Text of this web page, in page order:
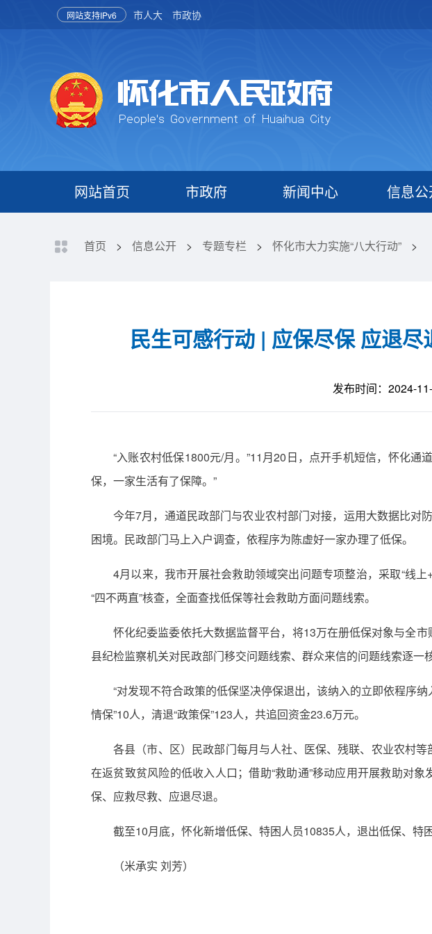
网站支持IPv6 市人大 市政协
网站首页 市政府 新闻中心 信息公
首页 > 信息公开 > 专题专栏 > 怀化市大力实施“八大行动” >
民生可感行动 | 应保尽保 应退
发布时间：2024-
“入账农村低保1800元/月。”11月20日，点开手机短信，怀化
保，一家生活有了保障。”
今年7月，通道民政部门与农业农村部门对接，运用大数据比对
困境。民政部门马上入户调查，依程序为陈虚好一家办理了低保。
4月以来，我市开展社会救助领域突出问题专项整治，采取“线
“四不两直”核查，全面查找低保等社会救助方面问题线索。
怀化纪委监委依托大数据监督平台，将13万在册低保对象与全
县纪检监察机关对民政部门移交问题线索、群众来信的问题线索逐
“对发现不符合政策的低保坚决停保退出，该纳入的立即依程序
情保”10人，清退“政策保”123人，共追回资金23.6万元。
各县（市、区）民政部门每月与人社、医保、残联、农业农村
在返贫致贫风险的低收入人口；借助“救助通”移动应用开展救助对
保、应救尽救、应退尽退。
截至10月底，怀化新增低保、特困人员10835人，退出低保、特
（米承实 刘芳）